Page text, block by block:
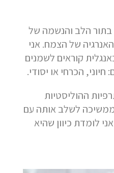
הלב והנשמה של
של הצמח. אני
קוראים לשמנים
ההוליסטיות
ממשיכה לשלב אותה עם
לומדת כיוון שהיא